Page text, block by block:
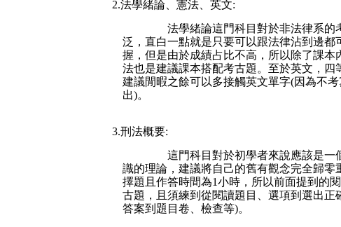
2.法學緒論、憲法、英文:
法學緒論這門科目對於非法律系的
泛，直白一點就是只要可以跟法律沾到邊
握，但是由於成績占比不高，所以除了課
法也是建議課本搭配考古題。至於英文，四
建議閒暇之餘可以多接觸英文單字(因為不
出)。
3.刑法概要:
這門科目對於初學者來說應該是一
識的理論，建議將自己的舊有觀念完全歸
擇題且作答時間為1小時，所以前面提到的
古題，且須練到從閱讀題目、選項到選出
答案到題目卷、檢查等)。